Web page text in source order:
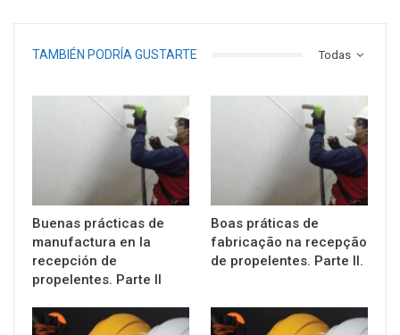
Todas
TAMBIÉN PODRÍA GUSTARTE
Buenas prácticas de
manufactura en la
recepción de
propelentes. Parte II
Boas práticas de
fabricação na recepção
de propelentes. Parte II.